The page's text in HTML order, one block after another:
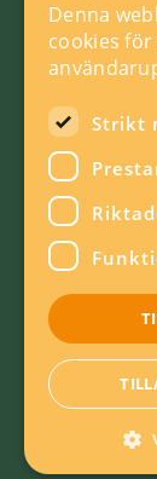
Vi initierar,
och analys
hållbart och
Energiforsk
energivärlden
Om kakor
Denna
cookies
Strikt